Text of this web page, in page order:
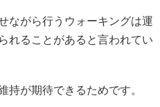
ながら行うウォーキングは運
れることがあると言われてい
持が期待できるためです。